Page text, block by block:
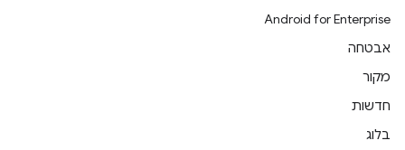
Android for Enterprise
אבטחה
מקור
חדשות
בלוג